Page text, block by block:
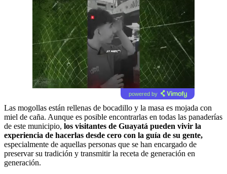
powered by
Las mogollas están rellenas de bocadillo y la masa es mojada con
miel de caña. Aunque es posible encontrarlas en todas las panaderías
de este municipio, los visitantes de Guayatá pueden vivir la
experiencia de hacerlas desde cero con la guía de su gente,
especialmente de aquellas personas que se han encargado de
preservar su tradición y transmitir la receta de generación en
generación.